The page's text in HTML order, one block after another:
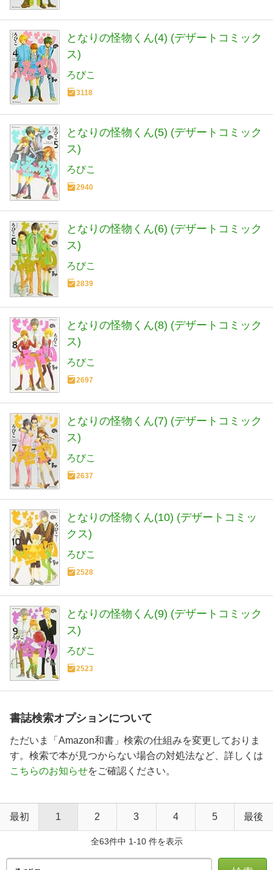
となりの怪物くん(4) (デザートコミック
ス)
ろびこ
3118
となりの怪物くん(5) (デザートコミック
ス)
ろびこ
2940
となりの怪物くん(6) (デザートコミック
ス)
ろびこ
2839
となりの怪物くん(8) (デザートコミック
ス)
ろびこ
2697
となりの怪物くん(7) (デザートコミック
ス)
ろびこ
2637
となりの怪物くん(10) (デザートコミッ
クス)
ろびこ
2528
となりの怪物くん(9) (デザートコミック
ス)
ろびこ
2523
書誌検索オプションについて
ただいま「Amazon和書」検索の仕組みを変更しておりま
す。検索で本が見つからない場合の対処法など、詳しくは
こちらのお知らせをご確認ください。
最初 1 2 3 4 5 最後
全63件中 1-10 件を表示